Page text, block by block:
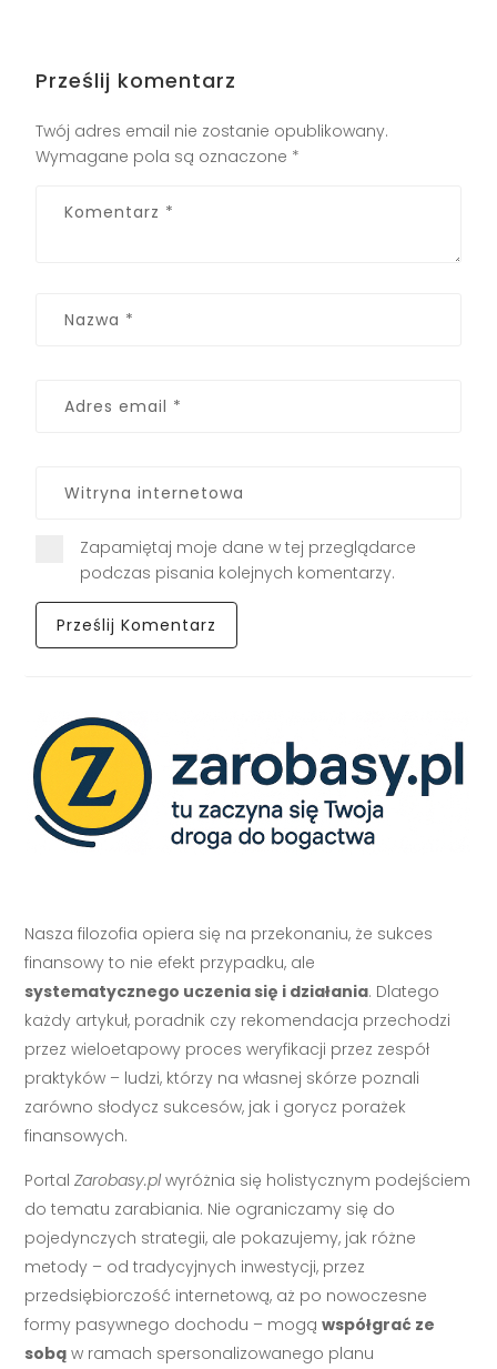
Prześlij komentarz
Twój adres email nie zostanie opublikowany.
Wymagane pola są oznaczone *
Zapamiętaj moje dane w tej przeglądarce
podczas pisania kolejnych komentarzy.
Nasza filozofia opiera się na przekonaniu, że sukces
finansowy to nie efekt przypadku, ale
systematycznego uczenia się i działania. Dlatego
każdy artykuł, poradnik czy rekomendacja przechodzi
przez wieloetapowy proces weryfikacji przez zespół
praktyków – ludzi, którzy na własnej skórze poznali
zarówno słodycz sukcesów, jak i gorycz porażek
finansowych.
PortalZarobasy.pl wyróżnia się holistycznym podejściem
do tematu zarabiania. Nie ograniczamy się do
pojedynczych strategii, ale pokazujemy, jak różne
metody – od tradycyjnych inwestycji, przez
przedsiębiorczość internetową, aż po nowoczesne
formy pasywnego dochodu – mogąwspółgrać ze
sobą w ramach spersonalizowanego planu